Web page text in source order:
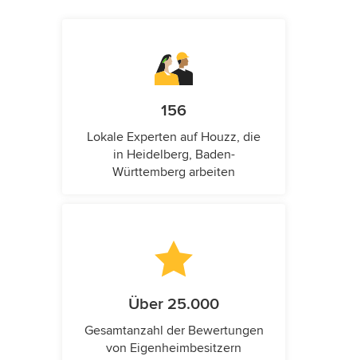
156
Lokale Experten auf Houzz, die
in Heidelberg, Baden-
Württemberg arbeiten
Über 25.000
Gesamtanzahl der Bewertungen
von Eigenheimbesitzern